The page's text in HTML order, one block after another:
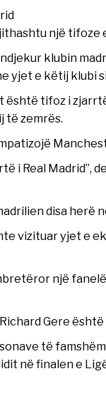
një tifoze
klubin
e këtij klubi
tifoz i
të zemrës.
i Real Madrid”,
disa herë
vizituar yjet e
një
Gere
të
në finalen e